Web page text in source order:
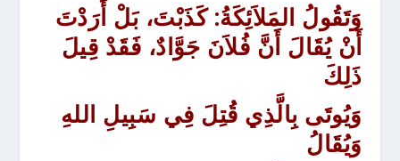
وَتَقُولُ المَلاَئِكَةُ: كَذَبْتَ، بَلْ أَرَدْتَ
أَنْ يُقَالَ أَنَّ فُلاَنَ جَوَّادٌ، فَقَدْ قِيلَ
ذَلِكَ
وَيُوتَى بِالَّذِي قُتِلَ فِي سَبِيلِ اللهِ
وَيُقَالُ